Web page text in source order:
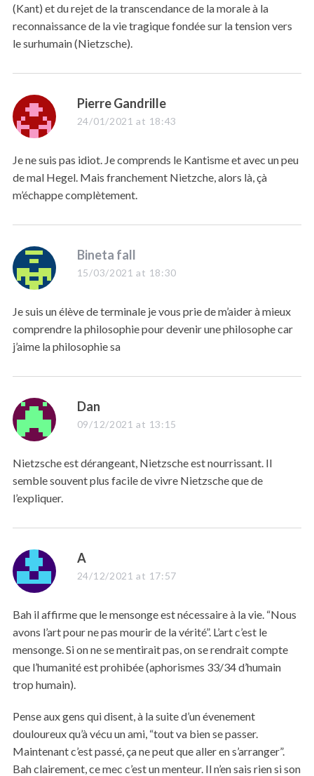
(Kant) et du rejet de la transcendance de la morale à la
reconnaissance de la vie tragique fondée sur la tension vers
le surhumain (Nietzsche).
s
a
s
Pierre Gandrille
24/01/2021 at 18:43
Je ne suis pas idiot. Je comprends le Kantisme et avec un peu
de mal Hegel. Mais franchement Nietzche, alors là, çà
m’échappe complètement.
s
a
s
:
Bineta fall
15/03/2021 at 18:30
Je suis un élève de terminale je vous prie de m’aider à mieux
comprendre la philosophie pour devenir une philosophe car
j’aime la philosophie sa
s
a
s
:
Dan
09/12/2021 at 13:15
Nietzsche est dérangeant, Nietzsche est nourrissant. Il
semble souvent plus facile de vivre Nietzsche que de
l’expliquer.
s
a
s
:
A
24/12/2021 at 17:57
Bah il affirme que le mensonge est nécessaire à la vie. “Nous
avons l’art pour ne pas mourir de la vérité”. L’art c’est le
mensonge. Si on ne se mentirait pas, on se rendrait compte
que l’humanité est prohibée (aphorismes 33/34 d’humain
trop humain).
Pense aux gens qui disent, à la suite d’un évenement
douloureux qu’à vécu un ami, “tout va bien se passer.
Maintenant c’est passé, ça ne peut que aller en s’arranger”.
Bah clairement, ce mec c’est un menteur. Il n’en sais rien si son